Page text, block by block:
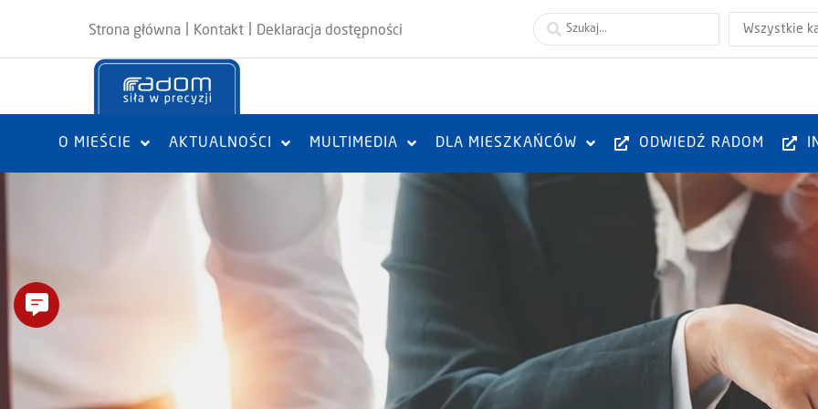
Strona główna Kontakt Deklaracja dostępności Wszystkie
O MIEŚCIE AKTUALNOŚCI MULTIMEDIA DLA MIESZKAŃCÓW ODWIEDŹ RADOM